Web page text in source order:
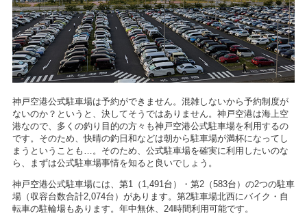
神戸空港公式駐車場は予約ができません。混雑しないから予約制度が
ないのか？というと、決してそうではありません。神戸空港は海上空
港なので、多くの釣り目的の方々も神戸空港公式駐車場を利用するの
です。そのため、快晴の釣日和などは朝から駐車場が満杯になってし
まうということも…。そのため、公式駐車場を確実に利用したいのな
ら、まずは公式駐車場事情を知ると良いでしょう。
神戸空港公式駐車場には、第1（1,491台）・第2（583台）の2つの駐車
場（収容台数合計2,074台）があります。第2駐車場北西にバイク・自
転車の駐輪場もあります。年中無休、24時間利用可能です。